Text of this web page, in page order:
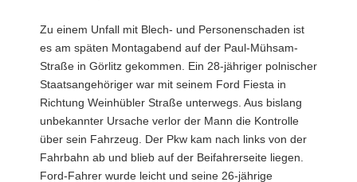
Zu einem Unfall mit Blech- und Personenschaden ist
es am späten Montagabend auf der Paul-Mühsam-
Straße in Görlitz gekommen. Ein 28-jähriger polnischer
Staatsangehöriger war mit seinem Ford Fiesta in
Richtung Weinhübler Straße unterwegs. Aus bislang
unbekannter Ursache verlor der Mann die Kontrolle
über sein Fahrzeug. Der Pkw kam nach links von der
Fahrbahn ab und blieb auf der Beifahrerseite liegen.
Ford-Fahrer wurde leicht und seine 26-jährige